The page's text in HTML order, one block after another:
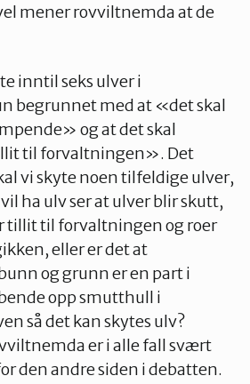
mener rovviltnemda at de
inntil seks ulver i
begrunnet med at «det skal
og at det skal
til forvaltningen». Det
vi skyte noen tilfeldige ulver,
ha ulv ser at ulver blir skutt,
tillit til forvaltningen og roer
eller er det at
og grunn er en part i
opp smutthull i
så det kan skytes ulv?
er i alle fall svært
den andre siden i debatten.